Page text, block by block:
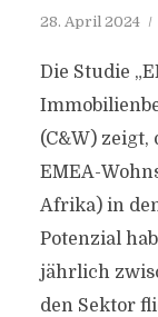
28. April 2024
Die Studie
(C&W) zeigt,
EMEA-
Afrika) in
Potenzial
jährlich
den Sektor